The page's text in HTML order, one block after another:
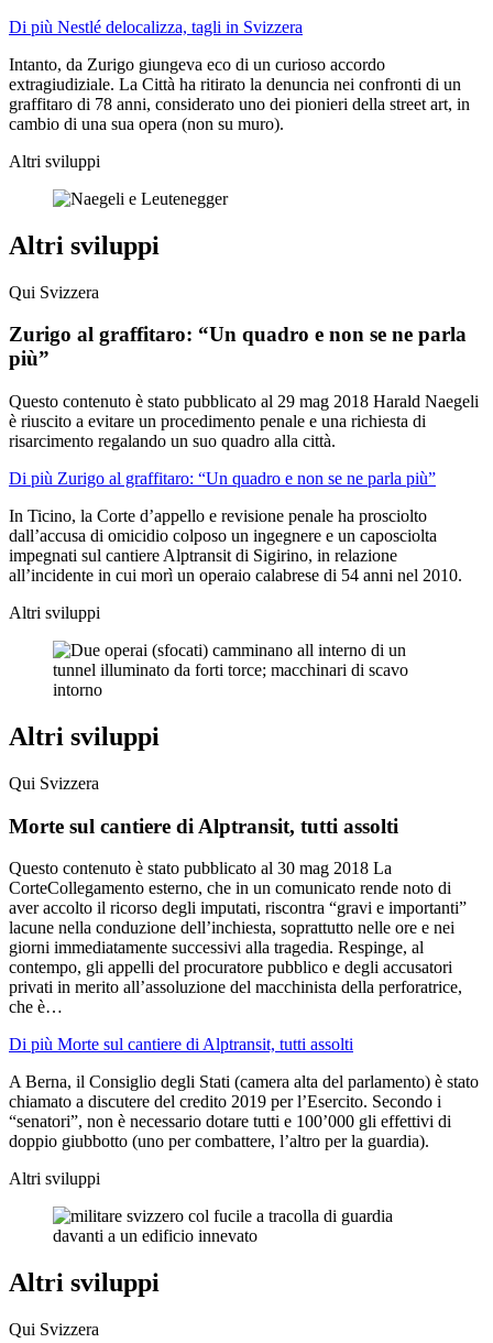
Di più Nestlé delocalizza, tagli in Svizzera
Intanto, da Zurigo giungeva eco di un curioso accordo
extragiudiziale. La Città ha ritirato la denuncia nei confronti di un
graffitaro di 78 anni, considerato uno dei pionieri della street art, in
cambio di una sua opera (non su muro).
Altri sviluppi
Altri sviluppi
Qui Svizzera
Zurigo al graffitaro: “Un quadro e non se ne parla
più”
Questo contenuto è stato pubblicato al 29 mag 2018 Harald Naegeli
è riuscito a evitare un procedimento penale e una richiesta di
risarcimento regalando un suo quadro alla città.
Di più Zurigo al graffitaro: “Un quadro e non se ne parla più”
In Ticino, la Corte d’appello e revisione penale ha prosciolto
dall’accusa di omicidio colposo un ingegnere e un caposciolta
impegnati sul cantiere Alptransit di Sigirino, in relazione
all’incidente in cui morì un operaio calabrese di 54 anni nel 2010.
Altri sviluppi
Altri sviluppi
Qui Svizzera
Morte sul cantiere di Alptransit, tutti assolti
Questo contenuto è stato pubblicato al 30 mag 2018 La
CorteCollegamento esterno, che in un comunicato rende noto di
aver accolto il ricorso degli imputati, riscontra “gravi e importanti”
lacune nella conduzione dell’inchiesta, soprattutto nelle ore e nei
giorni immediatamente successivi alla tragedia. Respinge, al
contempo, gli appelli del procuratore pubblico e degli accusatori
privati in merito all’assoluzione del macchinista della perforatrice,
che è…
Di più Morte sul cantiere di Alptransit, tutti assolti
A Berna, il Consiglio degli Stati (camera alta del parlamento) è stato
chiamato a discutere del credito 2019 per l’Esercito. Secondo i
“senatori”, non è necessario dotare tutti e 100’000 gli effettivi di
doppio giubbotto (uno per combattere, l’altro per la guardia).
Altri sviluppi
Altri sviluppi
Qui Svizzera